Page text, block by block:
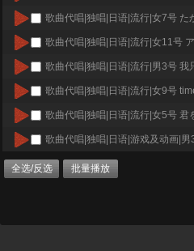
歌曲代唱|独唱|日语|流行|女7号 た
歌曲代唱|独唱|日语|流行|女11号
歌曲代唱|独唱|日语|流行|男3号 我
歌曲代唱|独唱|日语|流行|女9号
歌曲代唱|独唱|日语|流行|女5号 君
歌曲代唱|独唱|日语|游戏及动画|
全选/反选 批量播放